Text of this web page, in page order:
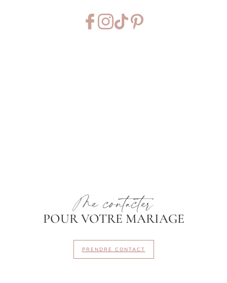
Me contacter
POUR VOTRE MARIAGE
PRENDRE CONTACT